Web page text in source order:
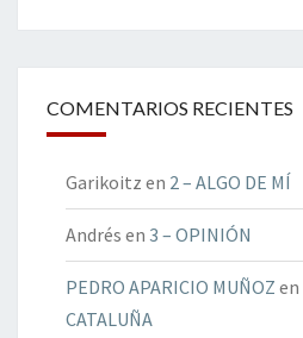
COMENTARIOS RECIENTES
Garikoitz en 2 – ALGO DE MÍ
Andrés en 3 – OPINIÓN
PEDRO APARICIO MUÑOZ en
CATALUÑA